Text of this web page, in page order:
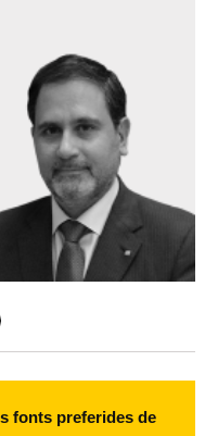
fonts preferides de